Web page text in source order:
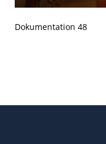
Dokumentation 48